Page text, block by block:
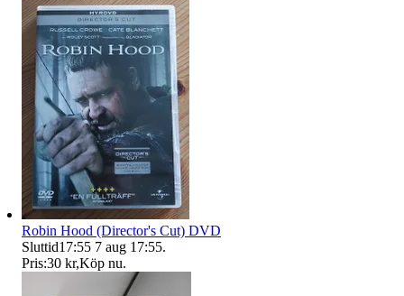
Robin Hood (Director's Cut) DVD
Sluttid17:55 7 aug 17:55.
Pris:30 kr,Köp nu.